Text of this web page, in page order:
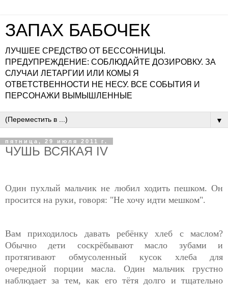
ЗАПАХ БАБОЧЕК
ЛУЧШЕЕ СРЕДСТВО ОТ БЕССОННИЦЫ.
ПРЕДУПРЕЖДЕНИЕ: СОБЛЮДАЙТЕ ДОЗИРОВКУ. ЗА
СЛУЧАИ ЛЕТАРГИИ ИЛИ КОМЫ Я
ОТВЕТСТВЕННОСТИ НЕ НЕСУ. ВСЕ СОБЫТИЯ И
ПЕРСОНАЖИ ВЫМЫШЛЕННЫЕ
▼
пятница, 29 июля 2011 г.
ЧУШЬ ВСЯКАЯ IV
Один пухлый мальчик не любил ходить пешком. Он
просится на руки, говоря: "Не хочу идти мешком".
Вам приходилось давать ребёнку хлеб с маслом?
Обычно дети соскрёбывают масло зубами и
протягивают обмусоленный кусок хлеба для
очередной порции масла. Один мальчик грустно
наблюдает за тем, как его тётя долго и тщательно